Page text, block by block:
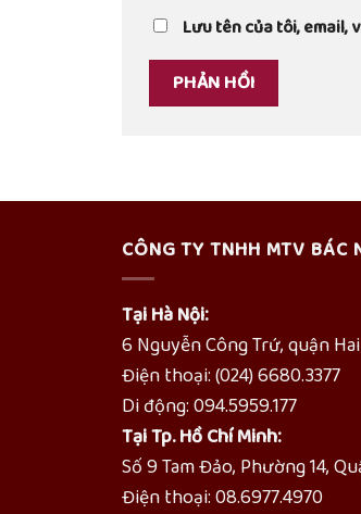
Lưu tên của tôi, email,
CÔNG TY TNHH MTV BÁC
Tại Hà Nội:
6 Nguyễn Công Trứ, quận
Điện thoại: (024) 6680.3377
Di động: 094.5959.177
Tại Tp. Hồ Chí Minh:
Số 9 Tam Đảo, Phường 14,
Điện thoại: 08.6977.4970